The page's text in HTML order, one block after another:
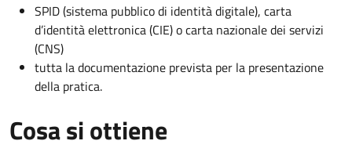
SPID (sistema pubblico di identità digitale), carta
d’identità elettronica (CIE) o carta nazionale dei servizi
(CNS)
tutta la documentazione prevista per la presentazione
della pratica.
Cosa si ottiene